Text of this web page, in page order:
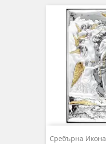
Сребърна